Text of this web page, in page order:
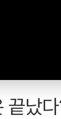
끝났